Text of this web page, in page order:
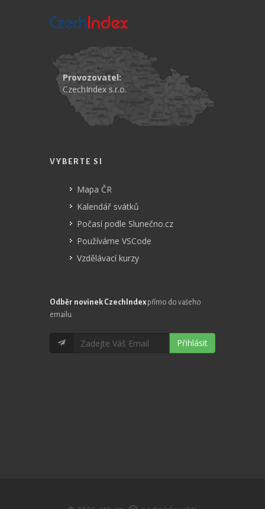
Provozovatel:
CzechIndex s.r.o.
VYBERTE SI
Mapa ČR
Kalendář svátků
Počasí podle Slunečno.cz
Používáme VSCode
Vzdělávací kurzy
Odběr novinek CzechIndex přímo do vašeho
emailu
Přihlásit